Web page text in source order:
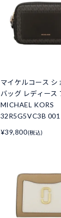
マイケルコース シ
バッグ レディース
MICHAEL KORS
32R5G5VC3B
¥39,800(税込)